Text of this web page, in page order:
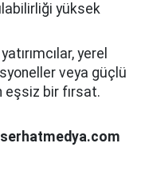
yüksek
yerel
veya güçlü
bir fırsat.